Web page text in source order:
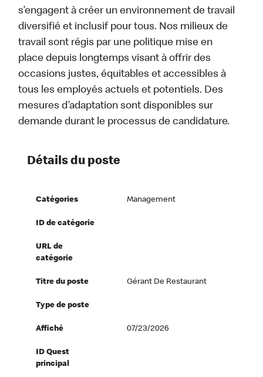
s’engagent à créer un environnement de travail
diversifié et inclusif pour tous. Nos milieux de
travail sont régis par une politique mise en
place depuis longtemps visant à offrir des
occasions justes, équitables et accessibles à
tous les employés actuels et potentiels. Des
mesures d’adaptation sont disponibles sur
demande durant le processus de candidature.
Détails du poste
Catégories Management
ID de catégorie
URL de
catégorie
Titre du poste Gérant De Restaurant
Type de poste
Affiché 07/23/2026
ID Quest
principal